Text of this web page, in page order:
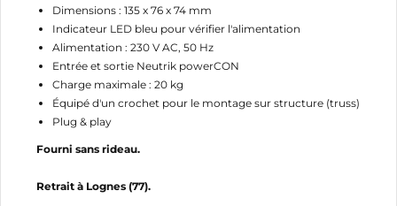
Dimensions : 135 x 76 x 74 mm
Indicateur LED bleu pour vérifier l'alimentation
Alimentation : 230 V AC, 50 Hz
Entrée et sortie Neutrik powerCON
Charge maximale : 20 kg
Équipé d'un crochet pour le montage sur structure (truss)
Plug & play
Fourni sans rideau.
Retrait à Lognes (77).